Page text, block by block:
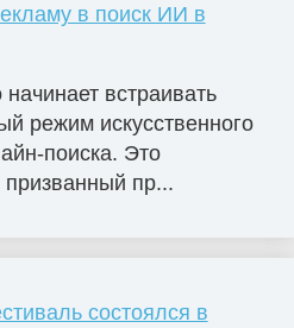
в поиск ИИ в
встраивать
режим искусственного
поиска. Это
призванный пр...
состоялся в